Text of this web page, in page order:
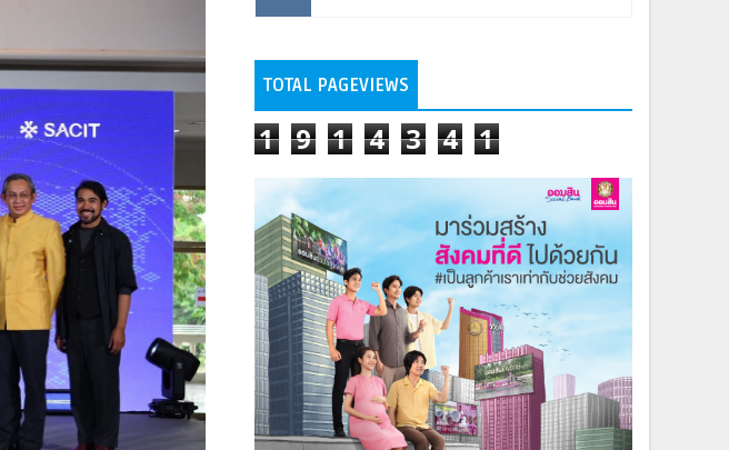
TOTAL PAGEVIEWS
1 9 1 4 3 4 1